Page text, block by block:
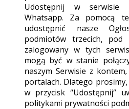
Udostępnij w serwisie
Whatsapp. Za pomocą
udostępnić nasze
podmiotów trzecich, pod
zalogowany w tych
mogą być w stanie
naszym Serwisie z
portalach. Dlatego
w przycisk “Udostępnij”
politykami prywatności